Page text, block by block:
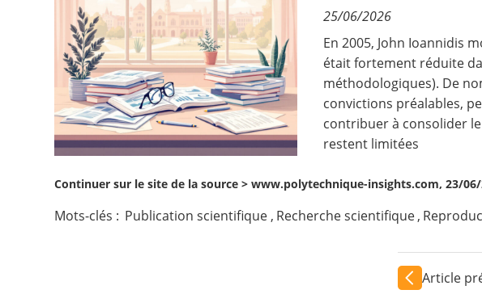
Qui sommes nous ?
Contact
Nous suivre
25/06/2026
En 2005, John Ioannidis
était fortement réduite
méthodologiques). De
convictions préalables,
contribuer à consolider
restent limitées
Continuer sur le site de la source >www.polytechnique-insights.com, 23/06/
Mots-clés : Publication scientifique , Recherche scientifique,
Article